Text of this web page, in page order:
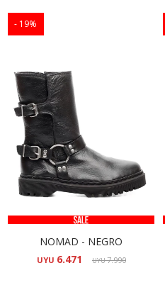
19
NOMAD - NEGRO
UYU 6.471 UYU7.990